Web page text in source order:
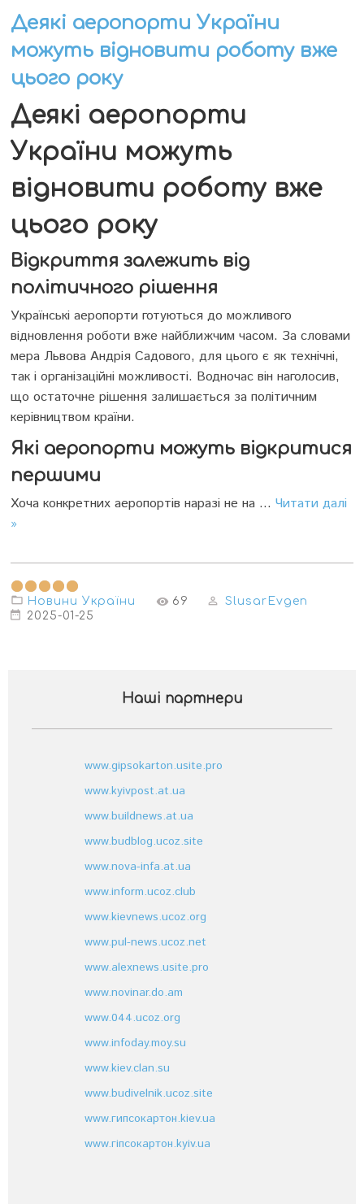
Деякі аеропорти України
можуть відновити роботу вже
цього року
Деякі аеропорти
України можуть
відновити роботу вже
цього року
Відкриття залежить від
політичного рішення
Українські аеропорти готуються до можливого
відновлення роботи вже найближчим часом. За словами
мера Львова Андрія Садового, для цього є як технічні,
так і організаційні можливості. Водночас він наголосив,
що остаточне рішення залишається за політичним
керівництвом країни.
Які аеропорти можуть відкритися
першими
Хоча конкретних аеропортів наразі не на ... Читати далі
»
Новини України 69
SlusarEvgen
2025-01-25
Наші партнери
www.gipsokarton.usite.pro
www.kyivpost.at.ua
www.buildnews.at.ua
www.budblog.ucoz.site
www.nova-infa.at.ua
www.inform.ucoz.club
www.kievnews.ucoz.org
www.pul-news.ucoz.net
www.alexnews.usite.pro
www.novinar.do.am
www.044.ucoz.org
www.infoday.moy.su
www.kiev.clan.su
www.budivelnik.ucoz.site
www.гипсокартон.kiev.ua
www.гіпсокартон.kyiv.ua